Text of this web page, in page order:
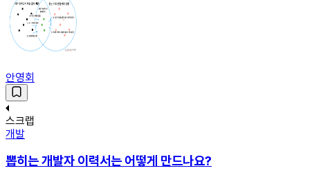
안영회
스크랩
개발
뽑히는 개발자 이력서는 어떻게 만드나요?